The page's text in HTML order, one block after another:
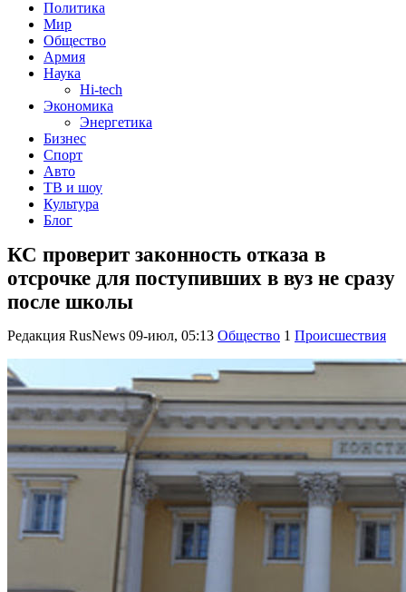
Политика
Мир
Общество
Армия
Наука
Hi-tech
Экономика
Энергетика
Бизнес
Спорт
Авто
ТВ и шоу
Культура
Блог
КС проверит законность отказа в
отсрочке для поступивших в вуз не сразу
после школы
Редакция RusNews 09-июл, 05:13 Общество 1 Происшествия